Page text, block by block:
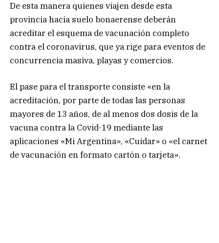
De esta manera quienes viajen desde esta
provincia hacia suelo bonaerense deberán
acreditar el esquema de vacunación completo
contra el coronavirus, que ya rige para eventos de
concurrencia masiva, playas y comercios.
El pase para el transporte consiste «en la
acreditación, por parte de todas las personas
mayores de 13 años, de al menos dos dosis de la
vacuna contra la Covid-19 mediante las
aplicaciones «Mi Argentina», «Cuidar» o «el carnet
de vacunación en formato cartón o tarjeta».